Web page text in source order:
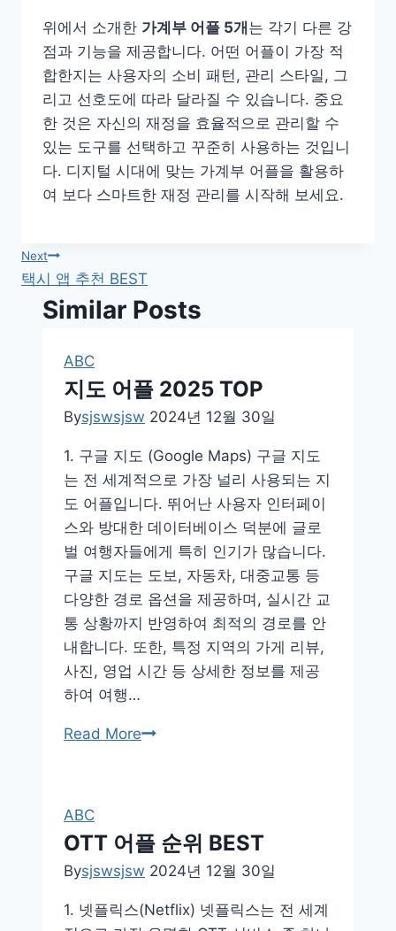
위에서 소개한 가계부 어플 5개는 각기 다른 강
점과 기능을 제공합니다. 어떤 어플이 가장 적
합한지는 사용자의 소비 패턴, 관리 스타일, 그
리고 선호도에 따라 달라질 수 있습니다. 중요
한 것은 자신의 재정을 효율적으로 관리할 수
있는 도구를 선택하고 꾸준히 사용하는 것입니
다. 디지털 시대에 맞는 가계부 어플을 활용하
여 보다 스마트한 재정 관리를 시작해 보세요.
글
탐
Next
택시 앱 추천 BEST
Similar Posts
ABC
지도 어플 2025 TOP
Bysjswsjsw 2024년 12월 30일
1. 구글 지도 (Google Maps) 구글 지도
는 전 세계적으로 가장 널리 사용되는 지
도 어플입니다. 뛰어난 사용자 인터페이
스와 방대한 데이터베이스 덕분에 글로
벌 여행자들에게 특히 인기가 많습니다.
구글 지도는 도보, 자동차, 대중교통 등
다양한 경로 옵션을 제공하며, 실시간 교
통 상황까지 반영하여 최적의 경로를 안
내합니다. 또한, 특정 지역의 가게 리뷰,
사진, 영업 시간 등 상세한 정보를 제공
하여 여행…
Read More지
TOP
ABC
OTT 어플 순위 BEST
Bysjswsjsw 2024년 12월 30일
1. 넷플릭스(Netflix) 넷플릭스는 전 세계